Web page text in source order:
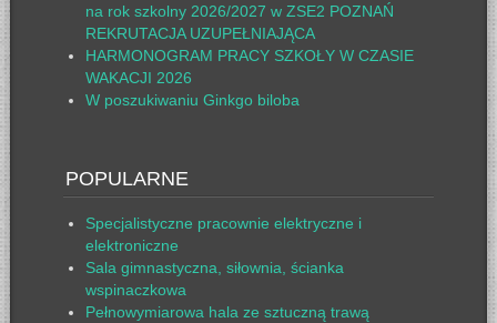
na rok szkolny 2026/2027 w ZSE2 POZNAŃ
REKRUTACJA UZUPEŁNIAJĄCA
HARMONOGRAM PRACY SZKOŁY W CZASIE
WAKACJI 2026
W poszukiwaniu Ginkgo biloba
POPULARNE
Specjalistyczne pracownie elektryczne i
elektroniczne
Sala gimnastyczna, siłownia, ścianka
wspinaczkowa
Pełnowymiarowa hala ze sztuczną trawą